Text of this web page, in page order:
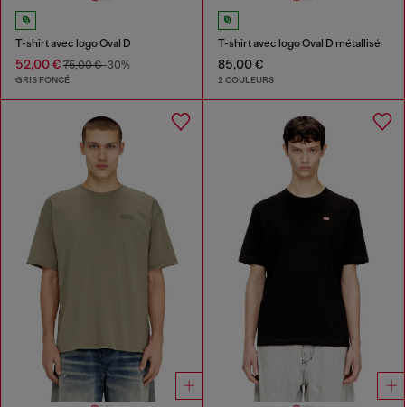
T-shirt avec logo Oval D
52,00 € 75,00 €-30%
GRIS FONCÉ
T-shirt avec logo Oval D métallisé
85,00 €
2 COULEURS